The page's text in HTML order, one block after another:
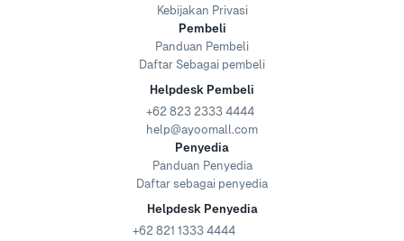
Kebijakan Privasi
Pembeli
Panduan Pembeli
Daftar Sebagai pembeli
Helpdesk Pembeli
+62 823 2333 4444
help@ayoomall.com
Penyedia
Panduan Penyedia
Daftar sebagai penyedia
Helpdesk Penyedia
+62 821 1333 4444